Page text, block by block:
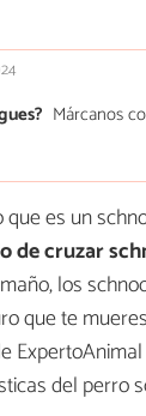
Márcanos
que es un
de cruzar
los
que te
del perro